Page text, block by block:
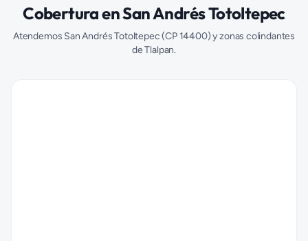
Cobertura enSan Andrés Totoltepec
Atendemos San Andrés Totoltepec(CP 14400) y zonas colindantes
deTlalpan.